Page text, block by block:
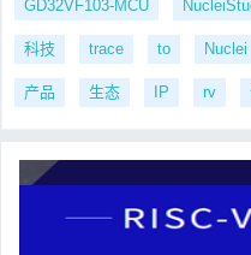
GD32VF103-MCU
科技 trace to Nuclei
产品 生态 IP rv